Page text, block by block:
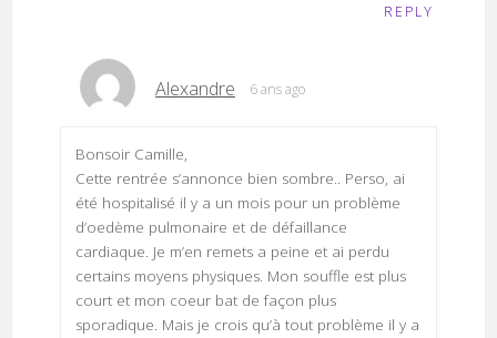
REPLY
Alexandre 6 ans ago
Bonsoir Camille,
Cette rentrée s’annonce bien sombre.. Perso, ai
été hospitalisé il y a un mois pour un problème
d’oedème pulmonaire et de défaillance
cardiaque. Je m’en remets a peine et ai perdu
certains moyens physiques. Mon souffle est plus
court et mon coeur bat de façon plus
sporadique. Mais je crois qu’à tout problème il y a